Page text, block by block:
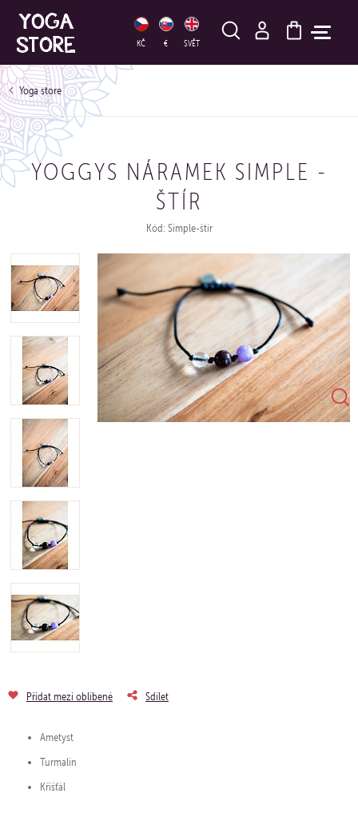
KČ € SVĚT
HLEDAT
Yoga store
YOGGYS NÁRAMEK SIMPLE -
ŠTÍR
Kód: Simple-štír
Přidat mezi oblíbené Sdílet
Ametyst
Turmalín
Křišťál